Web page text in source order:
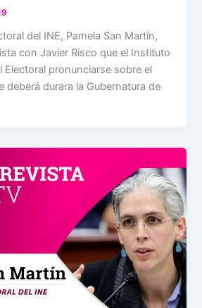
del INE, Pamela San Martín,
con Javier Risco que el Instituto
Electoral pronunciarse sobre el
deberá durara la Gubernatura de